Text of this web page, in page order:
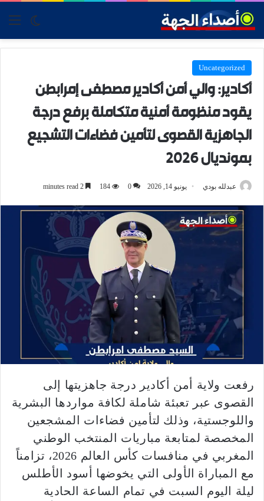
skin
Uncategorized
أكادير: والي أمن أكادير مصطفى إمرابطن
يقود منظومة أمنية متكاملة برفع درجة
الجاهزية القصوى لتأمين فضاءات التشجيع
بمونديال 2026
عبدلله بودي يونيو 14, 2026 0
184
رفعت ولاية أمن أكادير درجة جاهزيتها إلى
القصوى عبر تعبئة شاملة لكافة مواردها البشرية
واللوجستية، وذلك لتأمين فضاءات المشجعين
المخصصة لمتابعة مباريات المنتخب الوطني
المغربي في منافسات كأس العالم 2026، تزامناً
مع المباراة الأولى التي يخوضها أسود الأطلس
ليلة اليوم السبت في تمام الساعة الحادية